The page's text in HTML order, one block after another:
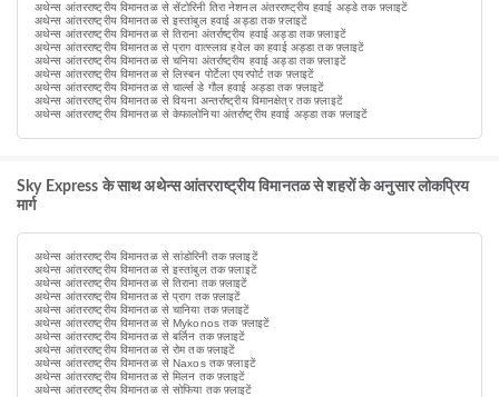
अथेन्स आंतरराष्ट्रीय विमानतळ से सेंटोरिनी तिरा नेशनल अंतरराष्ट्रीय हवाई अड्डे तक फ़्लाइटें
अथेन्स आंतरराष्ट्रीय विमानतळ से इस्तांबुल हवाई अड्डा तक फ़्लाइटें
अथेन्स आंतरराष्ट्रीय विमानतळ से तिराना अंतर्राष्ट्रीय हवाई अड्डा तक फ़्लाइटें
अथेन्स आंतरराष्ट्रीय विमानतळ से प्राग वात्स्लाव हवेल का हवाई अड्डा तक फ़्लाइटें
अथेन्स आंतरराष्ट्रीय विमानतळ से चनिया अंतर्राष्ट्रीय हवाई अड्डा तक फ़्लाइटें
अथेन्स आंतरराष्ट्रीय विमानतळ से लिस्बन पोर्टेला एयरपोर्ट तक फ़्लाइटें
अथेन्स आंतरराष्ट्रीय विमानतळ से चार्ल्स डे गौल हवाई अड्डा तक फ़्लाइटें
अथेन्स आंतरराष्ट्रीय विमानतळ से वियना अन्तर्राष्ट्रीय विमानक्षेत्र तक फ़्लाइटें
अथेन्स आंतरराष्ट्रीय विमानतळ से केफालोनिया अंतर्राष्ट्रीय हवाई अड्डा तक फ़्लाइटें
Sky Express के साथ अथेन्स आंतरराष्ट्रीय विमानतळ से शहरों के अनुसार लोकप्रिय
मार्ग
अथेन्स आंतरराष्ट्रीय विमानतळ से सांडोरिनी तक फ़्लाइटें
अथेन्स आंतरराष्ट्रीय विमानतळ से इस्तांबुल तक फ़्लाइटें
अथेन्स आंतरराष्ट्रीय विमानतळ से तिराना तक फ़्लाइटें
अथेन्स आंतरराष्ट्रीय विमानतळ से प्राग तक फ़्लाइटें
अथेन्स आंतरराष्ट्रीय विमानतळ से चानिया तक फ़्लाइटें
अथेन्स आंतरराष्ट्रीय विमानतळ से Mykonos तक फ़्लाइटें
अथेन्स आंतरराष्ट्रीय विमानतळ से बर्लिन तक फ़्लाइटें
अथेन्स आंतरराष्ट्रीय विमानतळ से रोम तक फ़्लाइटें
अथेन्स आंतरराष्ट्रीय विमानतळ से Naxos तक फ़्लाइटें
अथेन्स आंतरराष्ट्रीय विमानतळ से मिलन तक फ़्लाइटें
अथेन्स आंतरराष्ट्रीय विमानतळ से सोफिया तक फ़्लाइटें